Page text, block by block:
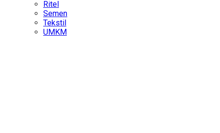
Ritel
Semen
Tekstil
UMKM